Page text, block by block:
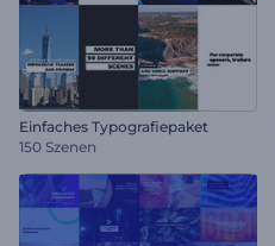
Einfaches Typografiepaket
150 Szenen